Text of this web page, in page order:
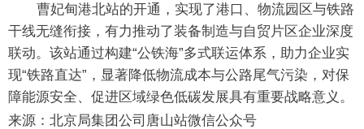
曹妃甸港北站的开通，实现了港口、物流园区与铁路
干线无缝衔接，有力推动了装备制造与自贸片区企业深度
联动。该站通过构建“公铁海”多式联运体系，助力企业实
现“铁路直达”，显著降低物流成本与公路尾气污染，对保
障能源安全、促进区域绿色低碳发展具有重要战略意义。
来源：北京局集团公司唐山站微信公众号